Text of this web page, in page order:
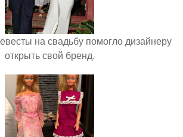
на свадьбу помогло дизайнеру
открыть свой бренд.